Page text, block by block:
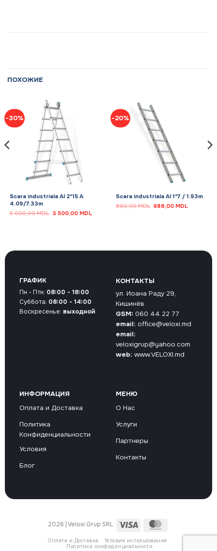
ПОХОЖИЕ
-30%
Scara industriala Al 2*15 A
4.09/7.33m
5 000,00MDL Первоначальная
3 500,00 MDLТекущая
-20%
Scara industriala Al 1*7 / 1.93m
860,00MDL Первоначальная
цена
688,00 MDLТекущая
КОНТАКТЫ
ул. Иоана Раду 29,
Кишинёв
GSM: 060 44 22 77
email: office@veloxi.md
email:
veloxigrup@yahoo.com
web: www.VELOXI.md
ИНФОРМАЦИЯ
Оплата и Доставка
Политика
Конфиденциальности
Условия
Блог
МЕНЮ
О Нас
Услуги
Партнеры
Контакты
ГРАФИК
Пн - Птн: 08:00 - 18:00
Суббота: 08:00 - 14:00
Воскресенье: выходной
2026 | Veloxi Grup SRL Visa
Оплата и Доставка
Условия использования
Политика конфиденциальности